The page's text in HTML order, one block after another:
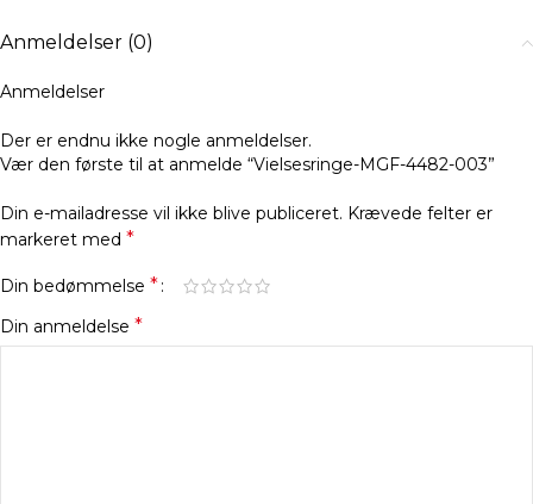
Anmeldelser (0)
Anmeldelser
Der er endnu ikke nogle anmeldelser.
Vær den første til at anmelde “Vielsesringe-MGF-4482-003”
Din e-mailadresse vil ikke blive publiceret. Krævede felter er
markeret med *
Din bedømmelse *
Din anmeldelse *